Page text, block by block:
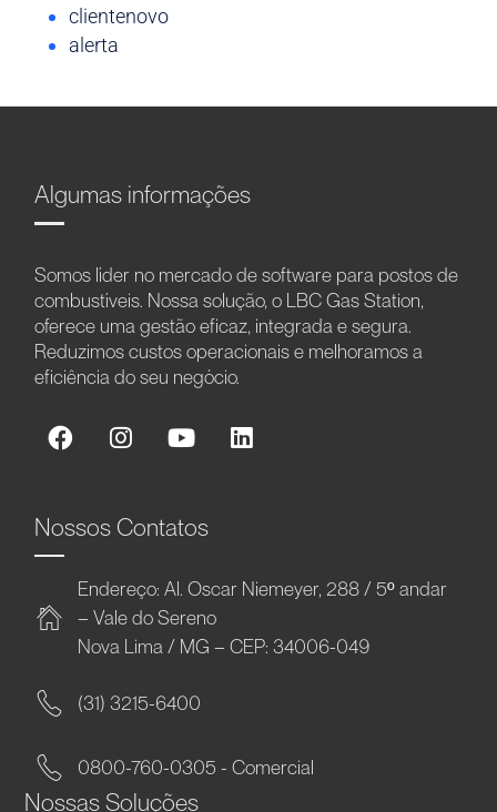
clientenovo
alerta
Algumas informações
Somos líder no mercado de software para postos de
combustíveis. Nossa solução, o LBC Gas Station,
oferece uma gestão eficaz, integrada e segura.
Reduzimos custos operacionais e melhoramos a
eficiência do seu negócio.
Nossos Contatos
Endereço: Al. Oscar Niemeyer, 288 / 5º andar
– Vale do Sereno
Nova Lima / MG – CEP: 34006-049
(31) 3215-6400
0800-760-0305 - Comercial
Nossas Soluções